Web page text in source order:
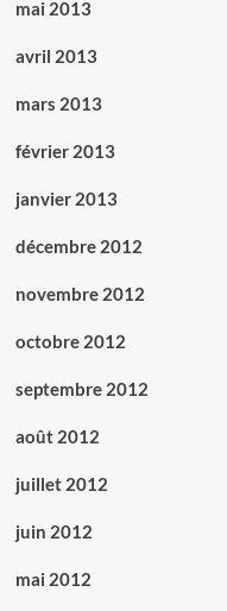
mai 2013
avril 2013
mars 2013
février 2013
janvier 2013
décembre 2012
novembre 2012
octobre 2012
septembre 2012
août 2012
juillet 2012
juin 2012
mai 2012